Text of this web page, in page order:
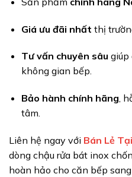
Giá ưu đãi nhất thị
Tư vấn chuyên sâu giúp
không gian bếp.
Bảo hành chính hãng,
tâm.
Liên hệ ngay với Bán Lẻ
dòng chậu rửa bát inox
hoàn hảo cho căn bếp